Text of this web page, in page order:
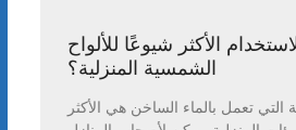
الأكثر شيوعًا للألواح
الشمسية المنزلية؟
التي تعمل بالماء الساخن هي الأكثر